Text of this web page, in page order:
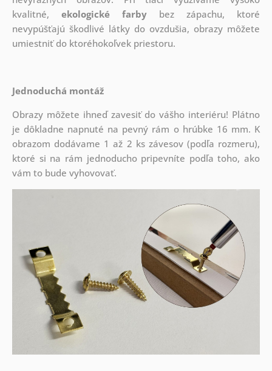
kvalitné, ekologické farby bez zápachu, ktoré
nevypúšťajú škodlivé látky do ovzdušia, obrazy môžete
umiestniť do ktoréhokoľvek priestoru.
Jednoduchá montáž
Obrazy môžete ihneď zavesiť do vášho interiéru! Plátno
je dôkladne napnuté na pevný rám o hrúbke 16 mm. K
obrazom dodávame 1 až 2 ks závesov (podľa rozmeru),
ktoré si na rám jednoducho pripevníte podľa toho, ako
vám to bude vyhovovať.